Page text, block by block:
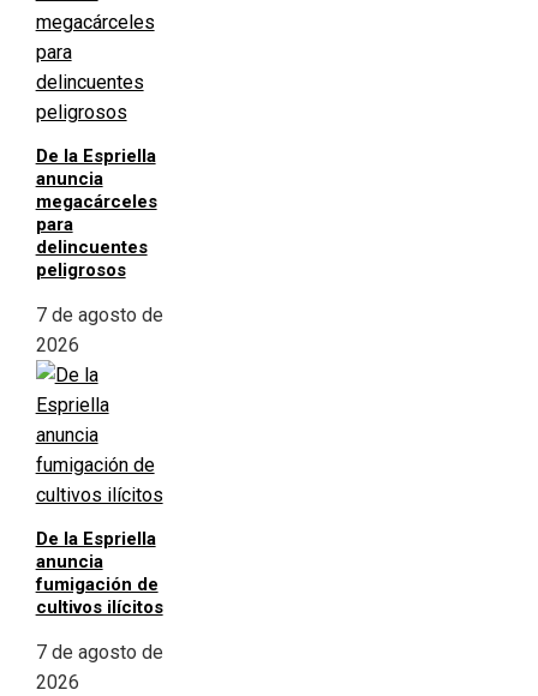
De la Espriella
anuncia
megacárceles
para
delincuentes
peligrosos
7 de agosto de
2026
De la Espriella
anuncia
fumigación de
cultivos ilícitos
7 de agosto de
2026